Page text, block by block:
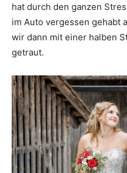
hat durch den ganzen
im Auto vergessen gehabt
wir dann mit einer halben
getraut.